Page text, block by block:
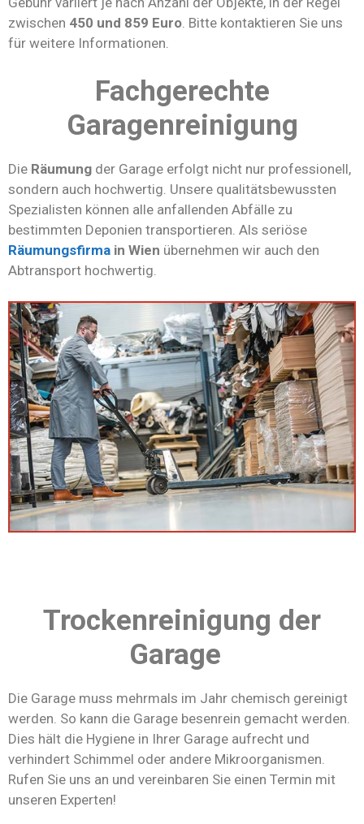
zwischen 450 und 859 Euro. Bitte kontaktieren Sie uns
für weitere Informationen.
Fachgerechte
Garagenreinigung
Die Räumung der Garage erfolgt nicht nur professionell,
sondern auch hochwertig. Unsere qualitätsbewussten
Spezialisten können alle anfallenden Abfälle zu
bestimmten Deponien transportieren. Als seriöse
Räumungsfirma in Wien übernehmen wir auch den
Abtransport hochwertig.
Trockenreinigung der
Garage
Die Garage muss mehrmals im Jahr chemisch gereinigt
werden. So kann die Garage besenrein gemacht werden.
Dies hält die Hygiene in Ihrer Garage aufrecht und
verhindert Schimmel oder andere Mikroorganismen.
Rufen Sie uns an und vereinbaren Sie einen Termin mit
unseren Experten!